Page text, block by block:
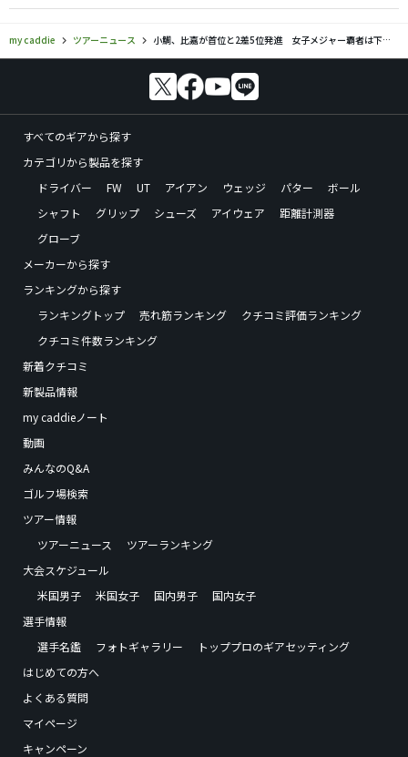
my caddie ツアーニュース 小鯛、比嘉が首位と2差5位発進 女子メジャー覇者は下位に沈む
すべてのギアから探す
カテゴリから製品を探す
ドライバー
FW UT アイアン ウェッジ パター
ボール
シャフト
グリップ シューズ アイウェア
距離計測器
グローブ
メーカーから探す
ランキングから探す
ランキングトップ
売れ筋ランキング
クチコミ評価ランキング
クチコミ件数ランキング
新着クチコミ
新製品情報
my caddieノート
動画
みんなのQ&A
ゴルフ場検索
ツアー情報
ツアーニュース
ツアーランキング
大会スケジュール
米国男子
米国女子 国内男子
国内女子
選手情報
選手名鑑
フォトギャラリー
トッププロのギアセッティング
はじめての方へ
よくある質問
マイページ
キャンペーン